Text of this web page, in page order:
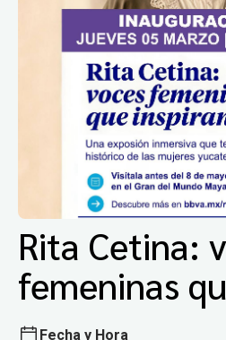
Rita Cetina:
femeninas
Fecha y Hora